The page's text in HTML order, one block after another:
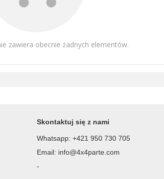
zawiera obecnie żadnych elementów.
Skontaktuj się z nami
Whatsapp: +421 950 730 705
Email: info@4x4parte.com
-